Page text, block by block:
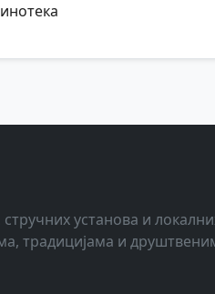
установа и
традицијама и